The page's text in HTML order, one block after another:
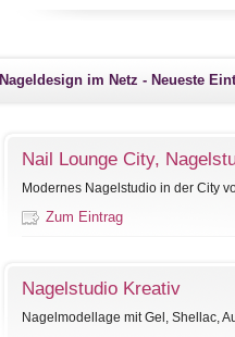
Nageldesign im Netz - Neueste
Nail Lounge City,
Modernes Nagelstudio in der City
Zum Eintrag
Nagelstudio Kreativ
Nagelmodellage mit Gel, Shellac,